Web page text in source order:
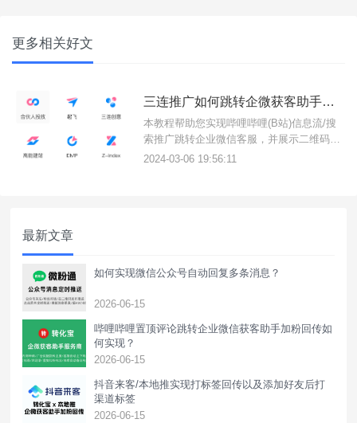
更多相关好文
三连推广如何跳转企微获客助手，并回传成功加粉/开口数据OCPC。
本教程帮助您实现哔哩哔哩(B站)信息流/搜
索推广跳转企业微信客服，并展示二维码实
现加粉引流；并且将成功加粉/长按识别二维
2024-03-06 19:56:11
最新文章
如何实现微信公众号自动回复多条消息？
2026-06-15
哔哩哔哩置顶评论跳转企业微信获客助手加粉回传如
何实现？
2026-06-15
抖音来客/本地推实现打标签回传以及添加好友后打
渠道标签
2026-06-15